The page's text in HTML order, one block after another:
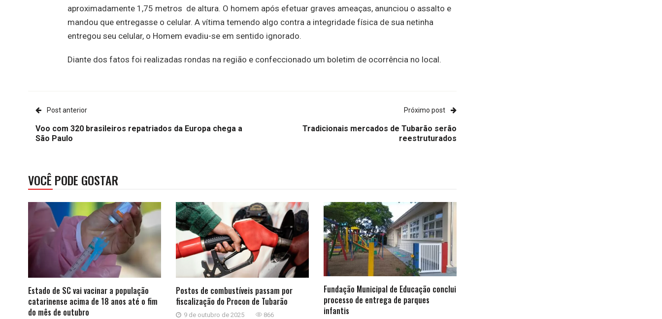
aproximadamente 1,75 metros de altura. O homem após efetuar graves ameaças, anunciou o assalto e
mandou que entregasse o celular. A vítima temendo algo contra a integridade física de sua netinha
entregou seu celular, o Homem evadiu-se em sentido ignorado.
Diante dos fatos foi realizadas rondas na região e confeccionado um boletim de ocorrência no local.
Post anterior
Voo com 320 brasileiros repatriados da Europa chega a
São Paulo
Próximo post
Tradicionais mercados de Tubarão serão
reestruturados
VOCÊ PODE GOSTAR
Estado de SC vai vacinar a população
catarinense acima de 18 anos até o fim
do mês de outubro
Postos de combustíveis passam por
fiscalização do Procon de Tubarão
9 de outubro de 2025 866
Fundação Municipal de Educação conclui
processo de entrega de parques
infantis